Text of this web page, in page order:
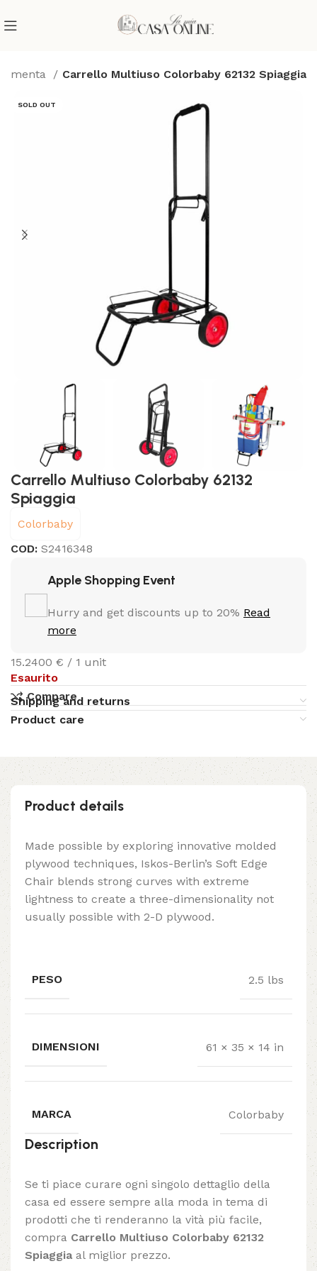
Carrello Multiuso Colorbaby 62132 Spiaggia
SOLD OUT
Carrello Multiuso Colorbaby 62132
Spiaggia
Colorbaby
COD:S2416348
Apple Shopping Event
Hurry and get discounts up to 20% Read
more
15.2400 € / 1 unit
Esaurito
Compare
Shipping and returns
Product care
Product details
Made possible by exploring innovative molded
plywood techniques, Iskos-Berlin’s Soft Edge
Chair blends strong curves with extreme
lightness to create a three-dimensionality not
usually possible with 2-D plywood.
PESO 2.5 lbs
DIMENSIONI 61 × 35 × 14 in
MARCA Colorbaby
Description
Se ti piace curare ogni singolo dettaglio della
casa ed essere sempre alla moda in tema di
prodotti che ti renderanno la vità più facile,
compra Carrello Multiuso Colorbaby 62132
Spiaggia al miglior prezzo.